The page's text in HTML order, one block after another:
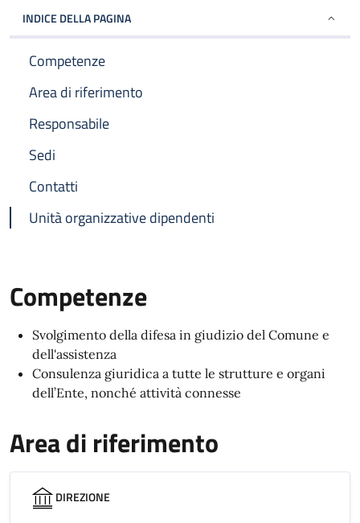
INDICE DELLA PAGINA
Competenze
Area di riferimento
Responsabile
Sedi
Contatti
Unità organizzative dipendenti
Competenze
Svolgimento della difesa in giudizio del Comune e
dell'assistenza
Consulenza giuridica a tutte le strutture e organi
dell’Ente, nonché attività connesse
Area di riferimento
DIREZIONE